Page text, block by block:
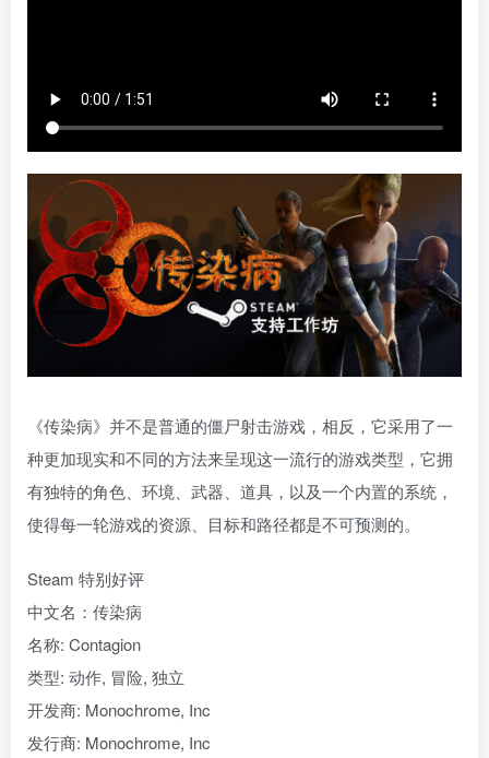
《传染病》并不是普通的僵尸射击游戏，相反，它采用了一
种更加现实和不同的方法来呈现这一流行的游戏类型，它拥
有独特的角色、环境、武器、道具，以及一个内置的系统，
使得每一轮游戏的资源、目标和路径都是不可预测的。
Steam 特别好评
中文名：传染病
名称: Contagion
类型: 动作, 冒险, 独立
开发商: Monochrome, Inc
发行商: Monochrome, Inc